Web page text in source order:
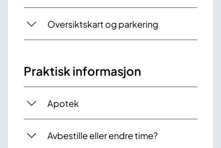
Oversiktskart og parkering
Praktisk informasjon
Apotek
Avbestille eller endre time?